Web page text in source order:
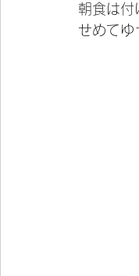
朝食は付
せめてゆ